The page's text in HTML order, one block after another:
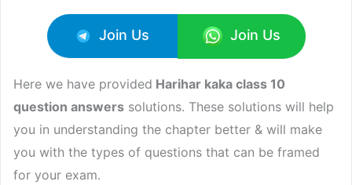
Join Us Join Us
Here we have provided Harihar kaka class 10
question answers solutions. These solutions will help
you in understanding the chapter better & will make
you with the types of questions that can be framed
for your exam.